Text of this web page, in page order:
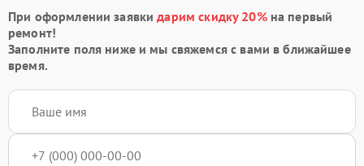
При оформлении заявкидарим скидку 20%на первый
ремонт!
Заполните поля ниже и мы свяжемся с вами в ближайшее
время.